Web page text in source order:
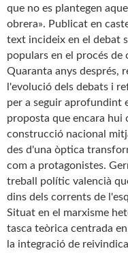
que no es plantegen
obrera». Publicat en
text incideix en el debat
populars en el procés
Quaranta anys després,
l'evolució dels debats i
per a seguir aprofundint
proposta que encara hui
construcció nacional
des d'una òptica
com a protagonistes.
treball polític valencià
dins dels corrents de
Situat en el marxisme
tasca teòrica centrada
la integració de